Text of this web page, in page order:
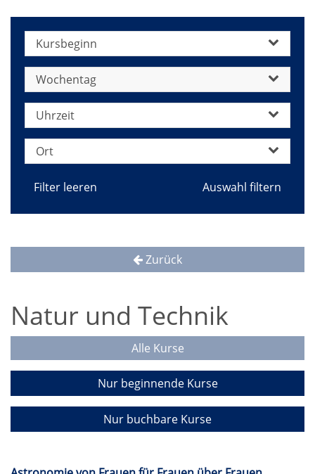
Kursbeginn
Wochentag
Uhrzeit
Ort
Filter leeren
Zurück
Natur und Technik
Alle Kurse
Nur beginnende Kurse
Nur buchbare Kurse